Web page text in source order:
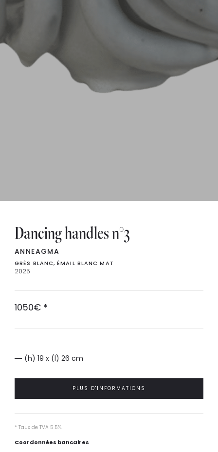
Dancing handles n°3
ANNEAGMA
GRÈS BLANC, ÉMAIL BLANC MAT
2025
1050€ *
(h) 19 x (l) 26 cm
PLUS D'INFORMATIONS
* Taux de TVA 5.5%.
Coordonnées bancaires